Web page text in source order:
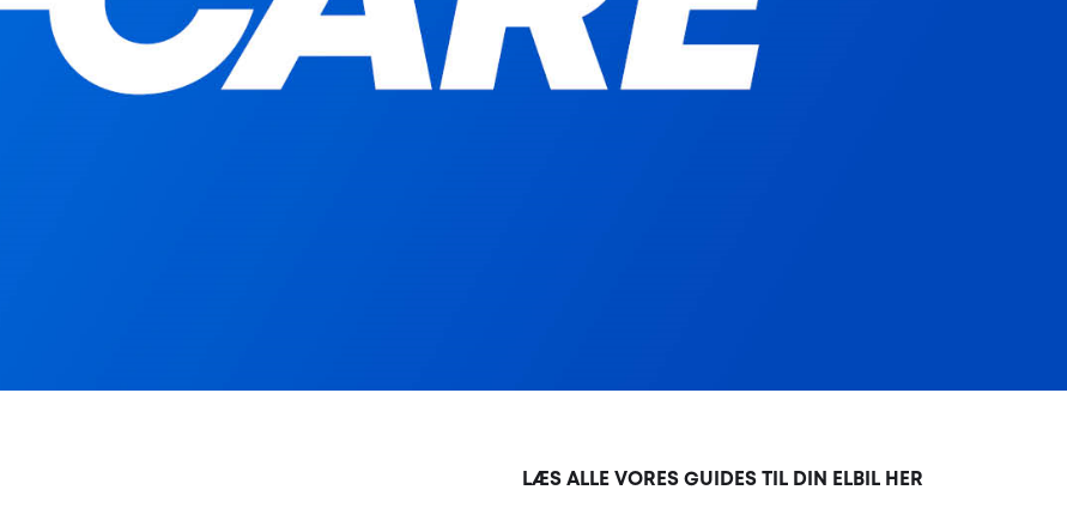
LÆS ALLE VORES GUIDES TIL DIN ELBIL HER